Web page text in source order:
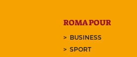
ROMA POUR
BUSINESS
SPORT